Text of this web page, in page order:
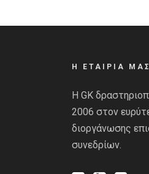
Η ΕΤΑΙΡΙΑ ΜΑΣ
Η GK
2006 στον
διοργάνωσης
συνεδρίων.